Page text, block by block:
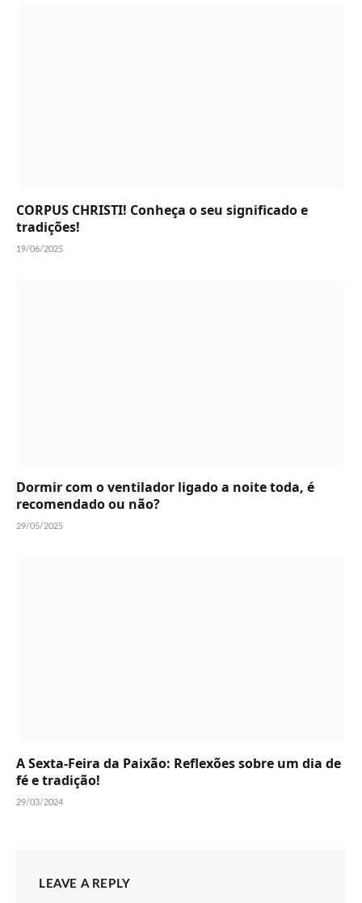
CORPUS CHRISTI! Conheça o seu significado e
tradições!
19/06/2025
Dormir com o ventilador ligado a noite toda, é
recomendado ou não?
29/05/2025
A Sexta-Feira da Paixão: Reflexões sobre um dia de
fé e tradição!
29/03/2024
LEAVE A REPLY